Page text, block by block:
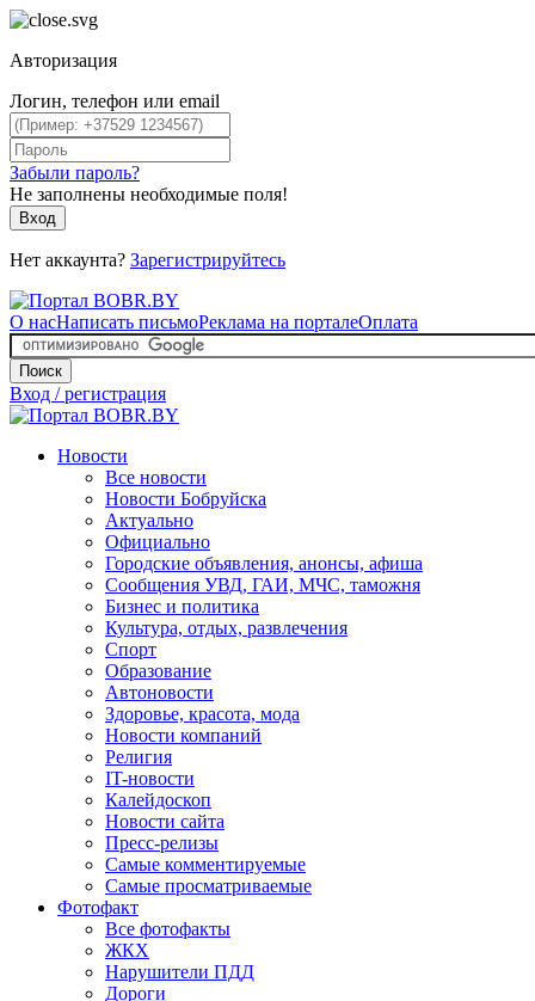
Авторизация
Логин, телефон или email
Забыли пароль?
Не заполнены необходимые поля!
Вход
Нет аккаунта? Зарегистрируйтесь
О насНаписать письмоРеклама на порталеОплата
Поиск
Вход / регистрация
Новости
Все новости
Новости Бобруйска
Актуально
Официально
Городские объявления, анонсы, афиша
Сообщения УВД, ГАИ, МЧС, таможня
Бизнес и политика
Культура, отдых, развлечения
Спорт
Образование
Автоновости
Здоровье, красота, мода
Новости компаний
Религия
IT-новости
Калейдоскоп
Новости сайта
Пресс-релизы
Самые комментируемые
Самые просматриваемые
Фотофакт
Все фотофакты
ЖКХ
Нарушители ПДД
Дороги